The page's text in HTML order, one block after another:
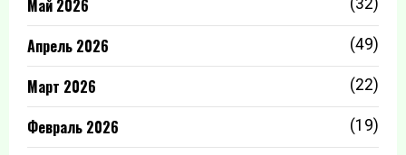
Май 2026
Апрель 2026 (49)
Март 2026 (22)
Февраль 2026 (19)